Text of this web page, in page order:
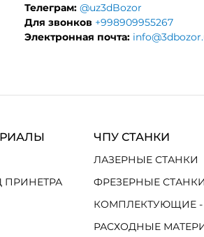
Телеграм: @uz3dBozor
Для звонков +998909955267
Электронная почта:
ПРИНЕТРА
ЧПУ СТАНКИ
ЛАЗЕРНЫЕ СТАНКИ
ФРЕЗЕРНЫЕ СТАНКИ
КОМПЛЕКТУЮЩИЕ -
РАСХОДНЫЕ